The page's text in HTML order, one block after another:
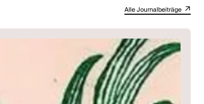
Alle Journalbeiträge